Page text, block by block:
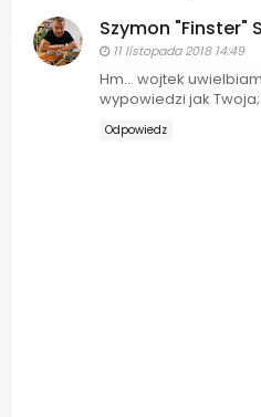
Szymon "Finster"
11 listopada 2018 14:49
Hm... wojtek
wypowiedzi jak
Odpowiedz